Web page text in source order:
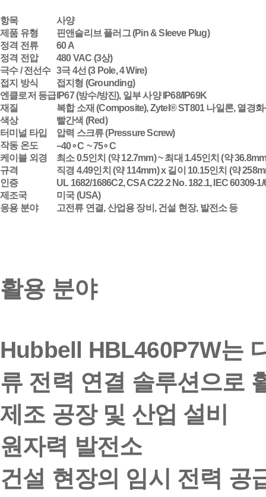
항목
사양
제품 유형
핀앤슬리브 플러그 (Pin & Sleeve Plug)
정격 전류
60 A
정격 전압
480 VAC (3상)
극수 / 전선수 3극 4선 (3 Pole, 4 Wire)
접지 방식
접지형 (Grounding)
엔클로저 등급 IP67 (방수/방진), 일부 사양 IP68/IP69K
재질
복합 소재 (Composite), Zytel® ST801 나일론, 열경
색상
빨간색 (Red)
터미널 타입
압력 스크류 (Pressure Screw)
작동 온도
−40∘C ~75∘C
케이블 외경
최소 0.5인치 (약 12.7mm) ~ 최대 1.45인치 (약
규격
직경 4.49인치 (약 114mm) x 길이 10.15인치 (약
인증
UL 1682/1686C2, CSA C22.2 No. 182.1, IEC 60309-
제조국
미국 (USA)
응용 분야
고전류 연결, 산업용 장비, 건설 현장, 발전소 등
활용 분야
Hubbell HBL460P7W는
류 전력 연결 솔루션으로
제조 공장 및 산업 설비
원자력 발전소
건설 현장의 임시 전력 공